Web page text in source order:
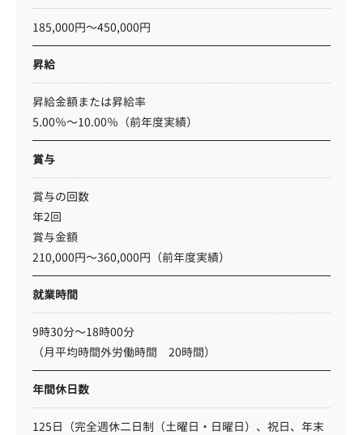
185,000円〜450,000円
昇給
昇給金額または昇給率
5.00％〜10.00％（前年度実績）
賞与
賞与の回数
年2回
賞与金額
210,000円〜360,000円（前年度実績）
就業時間
9時30分〜18時00分
（月平均時間外労働時間 20時間）
年間休日数
125日（完全週休二日制（土曜日・日曜日）、祝日、年末